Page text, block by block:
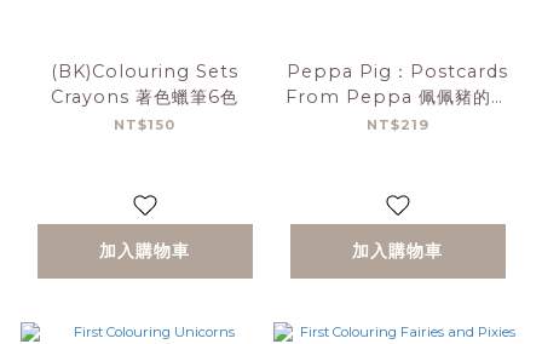
(BK)Colouring Sets
Crayons 著色蠟筆6色
NT$150
加入購物車
Peppa Pig：Postcards
From Peppa 佩佩豬的明
信片
NT$219
加入購物車